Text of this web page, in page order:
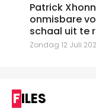
Patrick
onmisbare
schaal uit te
Zondag 12 Juli
FILES